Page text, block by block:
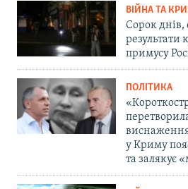
ВІЙНА ТА
Сорок днів,
результати
примусу
ПОЛІТИКА
у Криму
та залякує